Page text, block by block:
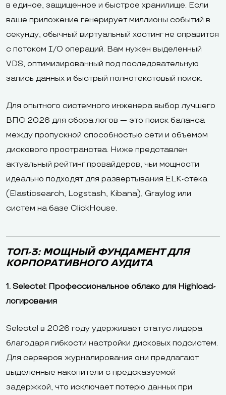
в единое, защищенное и быстрое хранилище. Если
ваше приложение генерирует миллионы событий в
секунду, обычный виртуальный хостинг не справится
с потоком I/O операций. Вам нужен выделенный
VDS, оптимизированный под последовательную
запись данных и быстрый полнотекстовый поиск.
Для опытного системного инженера выбор лучшего
ВПС 2026 для сбора логов — это поиск баланса
между пропускной способностью сети и объемом
дискового пространства. Ниже представлен
актуальный рейтинг провайдеров, чьи мощности
идеально подходят для развертывания ELK-стека
(Elasticsearch, Logstash, Kibana), Graylog или
систем на базе ClickHouse.
ТОП-3: МОЩНЫЙ ФУНДАМЕНТ ДЛЯ
КОРПОРАТИВНОГО АУДИТА
1. Selectel: Профессиональное облако для Highload-
логирования
Selectel в 2026 году удерживает статус лидера
благодаря гибкости настройки дисковых подсистем.
Для серверов журналирования они предлагают
выделенные накопители с предсказуемой
задержкой, что исключает потерю данных при